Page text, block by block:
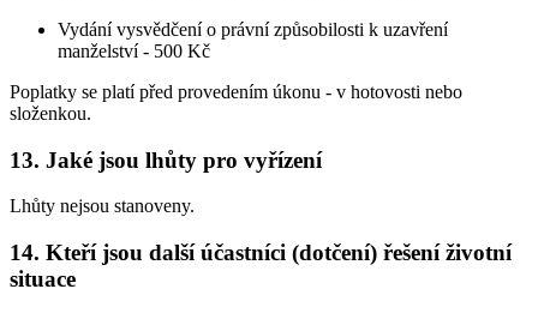
Vydání vysvědčení o právní způsobilosti k uzavření
manželství - 500 Kč
Poplatky se platí před provedením úkonu - v hotovosti nebo
složenkou.
13. Jaké jsou lhůty pro vyřízení
Lhůty nejsou stanoveny.
14. Kteří jsou další účastníci (dotčení) řešení životní
situace